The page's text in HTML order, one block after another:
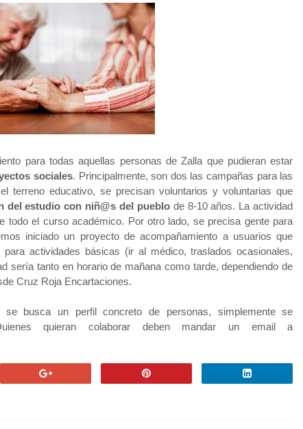
para todas aquellas personas de Zalla que pudieran estar
sociales. Principalmente, son dos las campañas para las
terreno educativo, se precisan voluntarios y voluntarias que
del estudio con niñ@s del pueblo de 8-10 años. La actividad
todo el curso académico. Por otro lado, se precisa gente para
iniciado un proyecto de acompañamiento a usuarios que
actividades básicas (ir al médico, traslados ocasionales,
sería tanto en horario de mañana como tarde, dependiendo de
Cruz Roja Encartaciones.
busca un perfil concreto de personas, simplemente se
quieran colaborar deben mandar un email a